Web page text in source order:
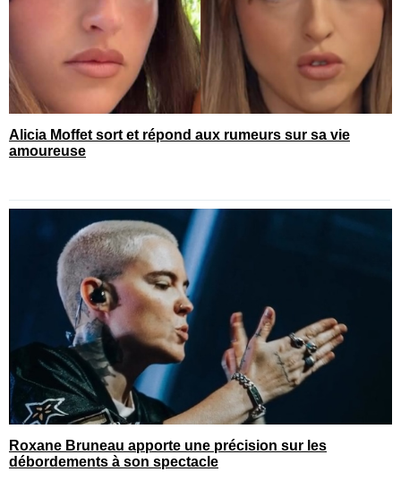
Alicia Moffet sort et répond aux rumeurs sur sa vie
amoureuse
Roxane Bruneau apporte une précision sur les
débordements à son spectacle